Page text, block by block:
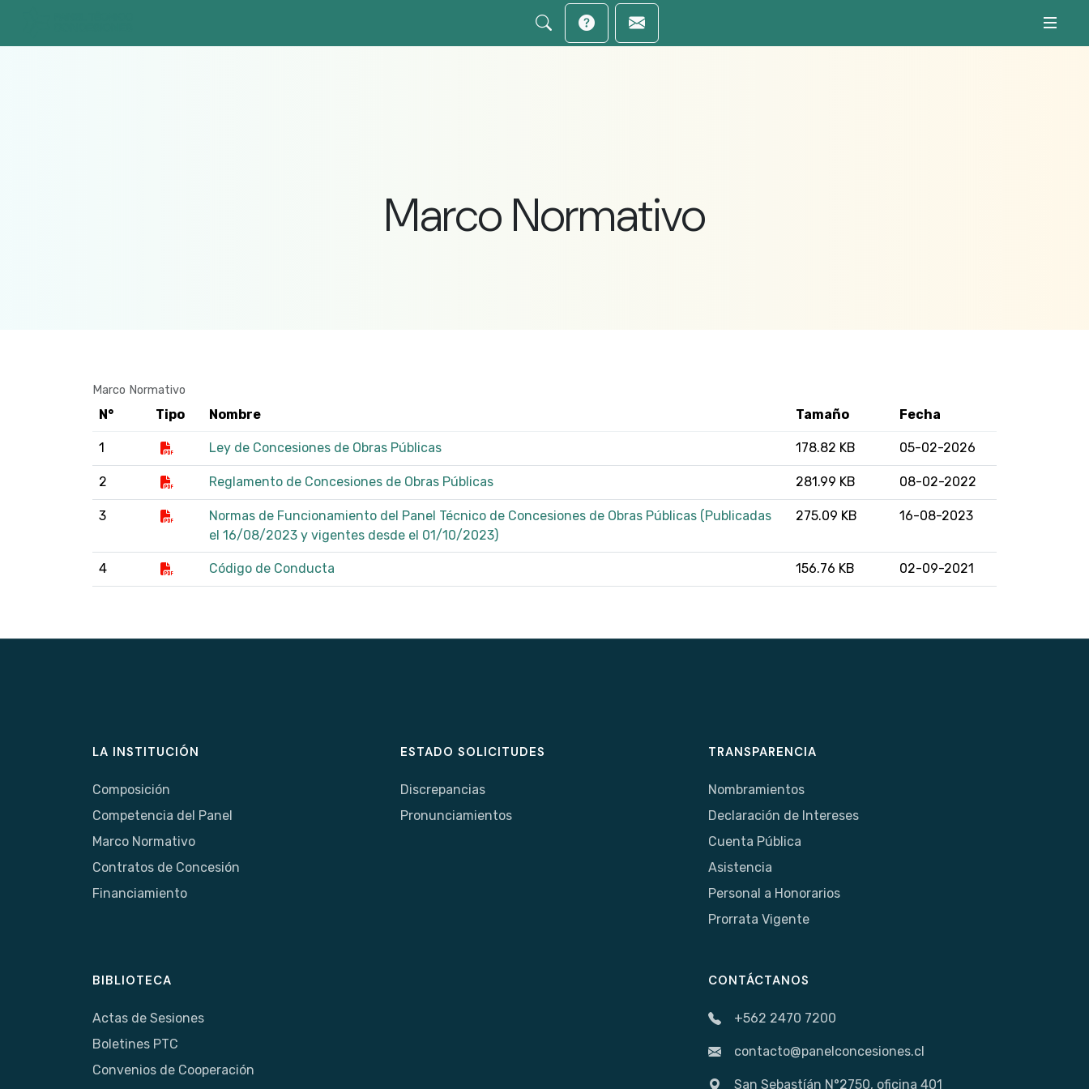
Marco Normativo
Marco Normativo
N° Tipo Nombre Tamaño Fecha
1 Ley de Concesiones de Obras Públicas 178.82 KB 05-02-2026
2 Reglamento de Concesiones de Obras Públicas 281.99 KB 08-02-2022
3
Normas de Funcionamiento del Panel Técnico de Concesiones de Obras Públicas (Publicadas
el 16/08/2023 y vigentes desde el 01/10/2023)
275.09 KB 16-08-2023
4 Código de Conducta 156.76 KB 02-09-2021
LA INSTITUCIÓN
Composición
Competencia del Panel
Marco Normativo
Contratos de Concesión
Financiamiento
ESTADO SOLICITUDES
Discrepancias
Pronunciamientos
TRANSPARENCIA
Nombramientos
Declaración de Intereses
Cuenta Pública
Asistencia
Personal a Honorarios
Prorrata Vigente
BIBLIOTECA
Actas de Sesiones
Boletines PTC
Convenios de Cooperación
CONTÁCTANOS
+562 2470 7200
contacto@panelconcesiones.cl
San Sebastíán N°2750, oficina 401